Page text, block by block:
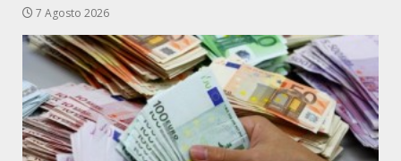
7 Agosto 2026